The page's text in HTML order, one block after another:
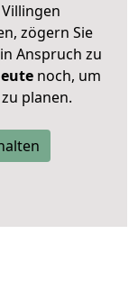
zögern Sie
Anspruch zu
noch, um
zu planen.